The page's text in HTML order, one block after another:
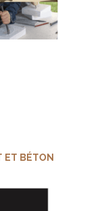
ET BÉTON